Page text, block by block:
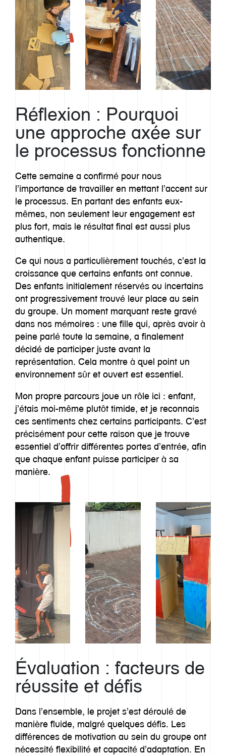
Réflexion : Pourquoi
une approche axée sur
le processus fonctionne
Cette semaine a confirmé pour nous
l’importance de travailler en mettant l’accent sur
le processus. En partant des enfants eux-
mêmes, non seulement leur engagement est
plus fort, mais le résultat final est aussi plus
authentique.
Ce qui nous a particulièrement touchés, c’est la
croissance que certains enfants ont connue.
Des enfants initialement réservés ou incertains
ont progressivement trouvé leur place au sein
du groupe. Un moment marquant reste gravé
dans nos mémoires : une fille qui, après avoir à
peine parlé toute la semaine, a finalement
décidé de participer juste avant la
représentation. Cela montre à quel point un
environnement sûr et ouvert est essentiel.
Mon propre parcours joue un rôle ici : enfant,
j’étais moi-même plutôt timide, et je reconnais
ces sentiments chez certains participants. C’est
précisément pour cette raison que je trouve
essentiel d’offrir différentes portes d’entrée, afin
que chaque enfant puisse participer à sa
manière.
Évaluation : facteurs de
réussite et défis
Dans l’ensemble, le projet s’est déroulé de
manière fluide, malgré quelques défis. Les
différences de motivation au sein du groupe ont
nécessité flexibilité et capacité d’adaptation. En